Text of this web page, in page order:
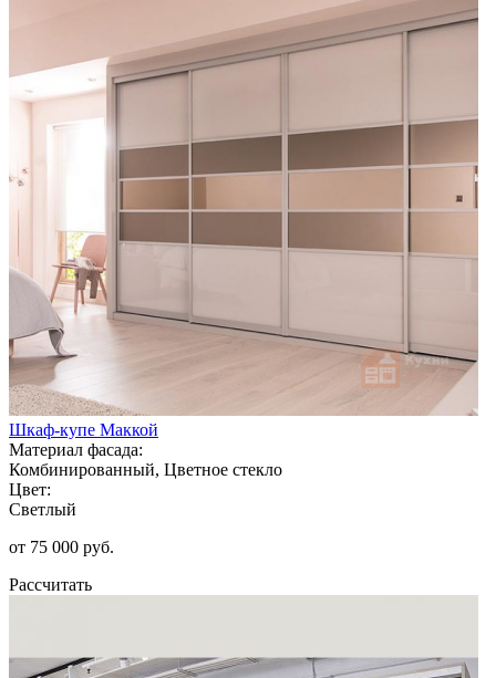
Шкаф-купе Маккой
Материал фасада:
Комбинированный, Цветное стекло
Цвет:
Светлый
от 75 000 руб.
Рассчитать